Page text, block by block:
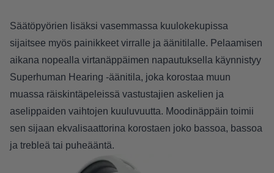
Säätöpyörien lisäksi vasemmassa kuulokekupissa
sijaitsee myös painikkeet virralle ja äänitilalle. Pelaamisen
aikana nopealla virtanäppäimen napautuksella käynnistyy
Superhuman Hearing -äänitila, joka korostaa muun
muassa räiskintäpeleissä vastustajien askelien ja
aselippaiden vaihtojen kuuluvuutta. Moodinäppäin toimii
sen sijaan ekvalisaattorina korostaen joko bassoa, bassoa
ja trebleä tai puheääntä.